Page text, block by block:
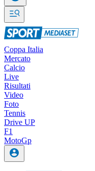
Coppa Italia
Mercato
Calcio
Live
Risultati
Video
Foto
Tennis
Drive UP
F1
MotoGp